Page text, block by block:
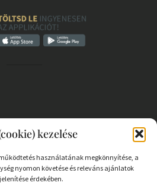
kezelése
használatának megkönnyítése, a
nyomon követése és releváns ajánlatok
érdekében.